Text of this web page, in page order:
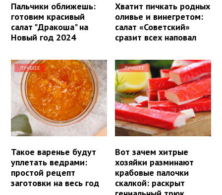
Пальчики оближешь:
готовим красивый
салат "Дракоша" на
Новый год 2024
Хватит пичкать родных
оливье и винегретом:
салат «Советский»
сразит всех наповал
ЛУЧШЕЕ
Такое варенье будут
уплетать ведрами:
простой рецепт
заготовки на весь год
ЛУЧШЕЕ
Вот зачем хитрые
хозяйки разминают
крабовые палочки
скалкой: раскрыт